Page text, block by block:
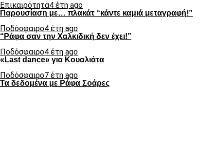
Επικαιρότητα4 έτη ago
Παρουσίαση με… πλακάτ “κάντε καμιά μεταγραφή!”
Ποδόσφαιρο4 έτη ago
“Ράφα σαν την Χαλκιδική δεν έχει!”
Ποδόσφαιρο4 έτη ago
«Last dance» για Κουαλιάτα
Ποδόσφαιρο7 έτη ago
Τα δεδομένα με Ράφα Σοάρες